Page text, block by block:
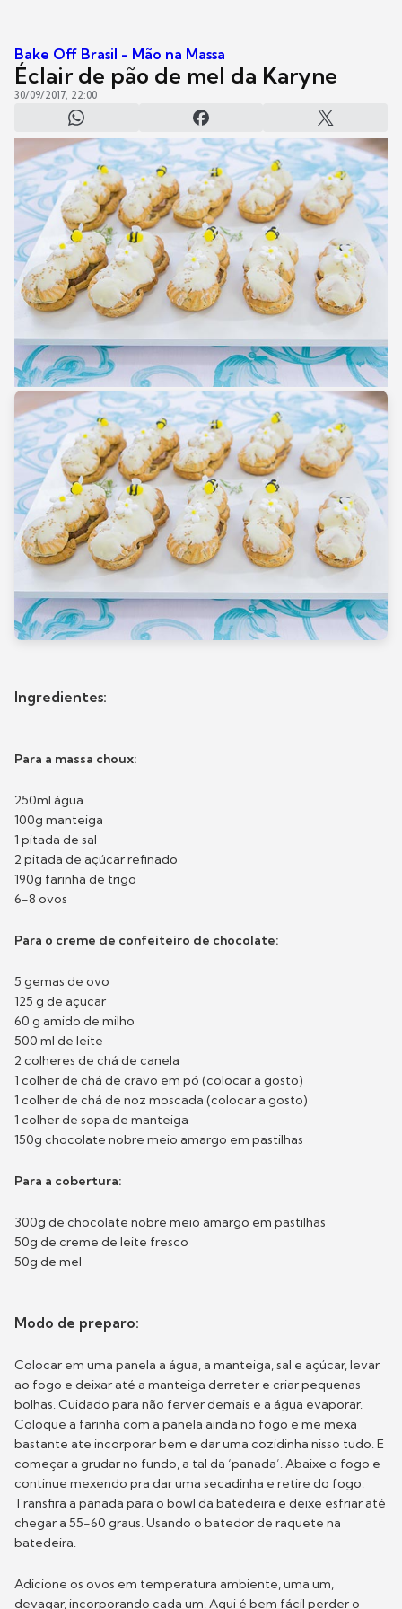
Bake Off Brasil - Mão na Massa
Éclair de pão de mel da Karyne
30/09/2017, 22:00
Ingredientes:
Para a massa choux:
250ml água
100g manteiga
1 pitada de sal
2 pitada de açúcar refinado
190g farinha de trigo
6-8 ovos
Para o creme de confeiteiro de chocolate:
5 gemas de ovo
125 g de açucar
60 g amido de milho
500 ml de leite
2 colheres de chá de canela
1 colher de chá de cravo em pó (colocar a gosto)
1 colher de chá de noz moscada (colocar a gosto)
1 colher de sopa de manteiga
150g chocolate nobre meio amargo em pastilhas
Para a cobertura:
300g de chocolate nobre meio amargo em pastilhas
50g de creme de leite fresco
50g de mel
Modo de preparo:
Colocar em uma panela a água, a manteiga, sal e açúcar, levar
ao fogo e deixar até a manteiga derreter e criar pequenas
bolhas. Cuidado para não ferver demais e a água evaporar.
Coloque a farinha com a panela ainda no fogo e me mexa
bastante ate incorporar bem e dar uma cozidinha nisso tudo. E
começar a grudar no fundo, a tal da ‘panada’. Abaixe o fogo e
continue mexendo pra dar uma secadinha e retire do fogo.
Transfira a panada para o bowl da batedeira e deixe esfriar até
chegar a 55-60 graus. Usando o batedor de raquete na
batedeira.
Adicione os ovos em temperatura ambiente, uma um,
devagar, incorporando cada um. Aqui é bem fácil perder o